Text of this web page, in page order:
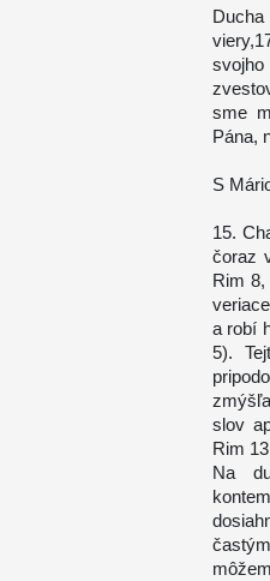
sme
Pána,
S
15.
čoraz
Rim
a robí
5).
slov
Rim
Na